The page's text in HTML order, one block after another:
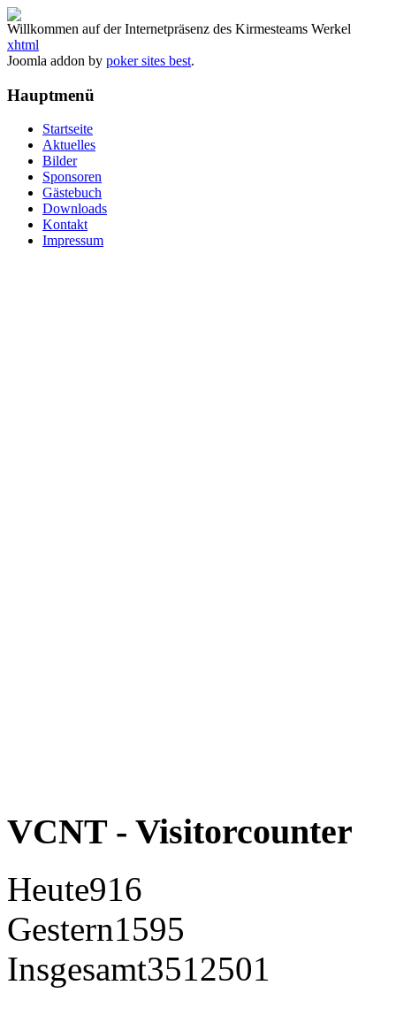
Willkommen auf der Internetpräsenz des Kirmesteams Werkel
xhtml
Joomla addon by poker sites best.
Hauptmenü
Startseite
Aktuelles
Bilder
Sponsoren
Gästebuch
Downloads
Kontakt
Impressum
VCNT - Visitorcounter
Heute916
Gestern1595
Insgesamt3512501